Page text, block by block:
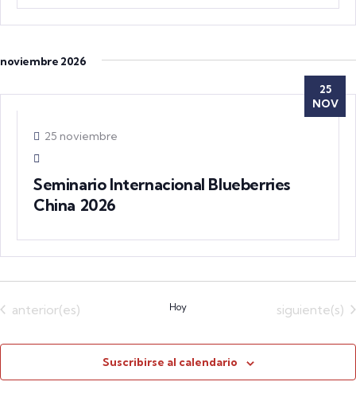
noviembre 2026
25
NOV
25 noviembre
Seminario Internacional Blueberries
China 2026
Eventos
anterior(es) Hoy Eventos
siguiente(s)
Suscribirse al calendario